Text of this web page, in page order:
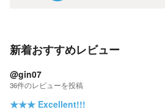
新着おすすめレビュー
@gin07
36件のレビューを投稿
★★★ Excellent!!!